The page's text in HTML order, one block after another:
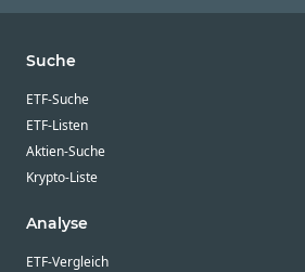
Suche
ETF-Suche
ETF-Listen
Aktien-Suche
Krypto-Liste
Analyse
ETF-Vergleich